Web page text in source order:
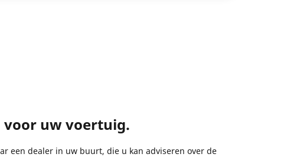
voor uw voertuig.
een dealer in uw buurt, die u kan adviseren over de